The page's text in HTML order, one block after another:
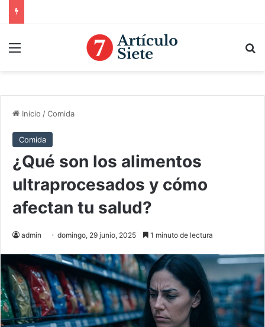
Menú
Inicio /Comida
Comida
¿Qué son los alimentos
ultraprocesados y cómo
afectan tu salud?
admin domingo, 29 junio, 2025 1 minuto de lectura